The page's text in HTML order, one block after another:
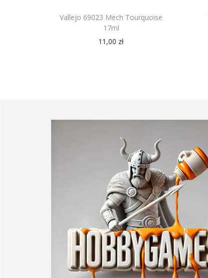
Vallejo 69023 Mech Tourquoise
17ml
11,00 zł